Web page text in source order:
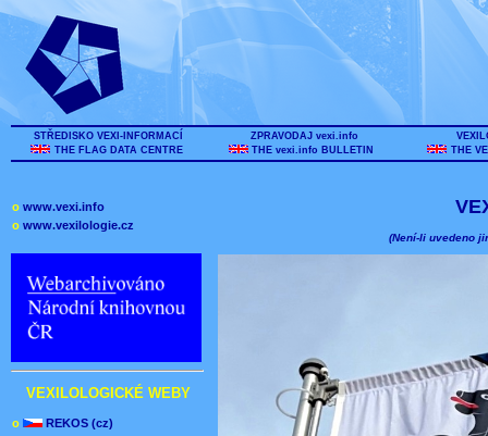
STŘEDISKO VEXI-INFORMACÍ
THE FLAG DATA CENTRE
ZPRAVODAJ vexi.info
THE vexi.info BULLETIN
THE
o www.vexi.info
o www.vexilologie.cz
VEXILOLOGICKÉ WEBY
o
REKOS (cz)
(Není-li uvedeno